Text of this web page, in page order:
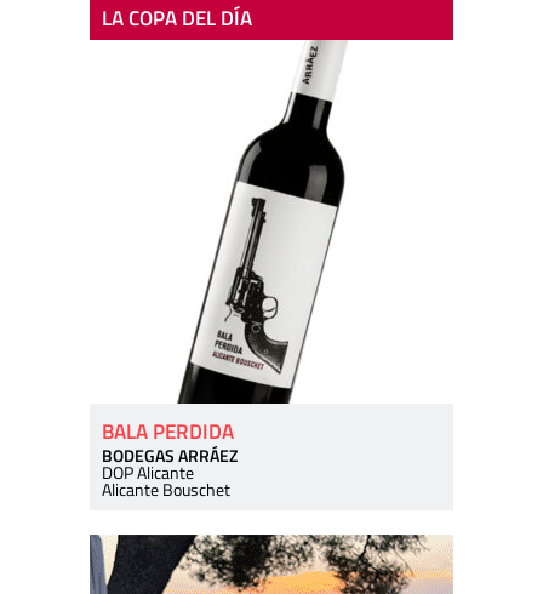
LA COPA DEL DÍA
BALA PERDIDA
BODEGAS ARRÁEZ
DOP Alicante
Alicante Bouschet